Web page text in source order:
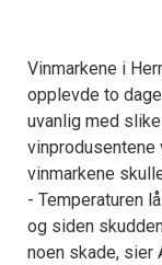
Vinmarkene i
opplevde to
uvanlig med
vinmarkene
- Temperaturen
og siden
noen skade, sier